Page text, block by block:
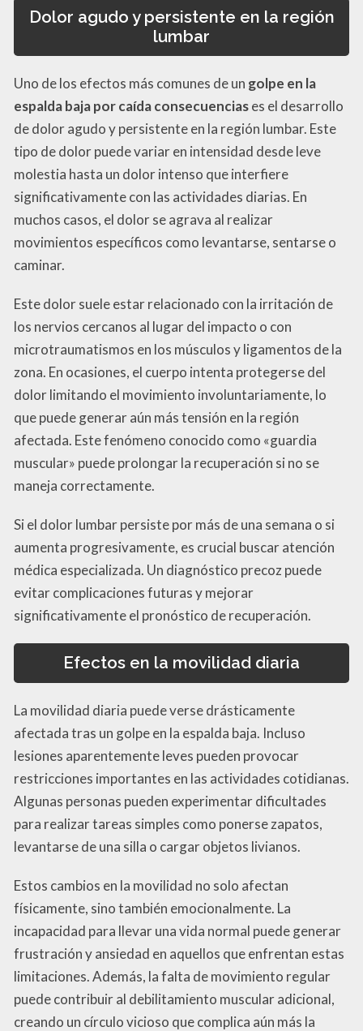
Dolor agudo y persistente en la región
lumbar
Uno de los efectos más comunes de un golpe en la
espalda baja por caída consecuenciases el desarrollo
de dolor agudo y persistente en la región lumbar. Este
tipo de dolor puede variar en intensidad desde leve
molestia hasta un dolor intenso que interfiere
significativamente con las actividades diarias. En
muchos casos, el dolor se agrava al realizar
movimientos específicos como levantarse, sentarse o
caminar.
Este dolor suele estar relacionado con la irritación de
los nervios cercanos al lugar del impacto o con
microtraumatismos en los músculos y ligamentos de la
zona. En ocasiones, el cuerpo intenta protegerse del
dolor limitando el movimiento involuntariamente, lo
que puede generar aún más tensión en la región
afectada. Este fenómeno conocido como «guardia
muscular» puede prolongar la recuperación si no se
maneja correctamente.
Si el dolor lumbar persiste por más de una semana o si
aumenta progresivamente, es crucial buscar atención
médica especializada. Un diagnóstico precoz puede
evitar complicaciones futuras y mejorar
significativamente el pronóstico de recuperación.
Efectos en la movilidad diaria
La movilidad diaria puede verse drásticamente
afectada tras un golpe en la espalda baja. Incluso
lesiones aparentemente leves pueden provocar
restricciones importantes en las actividades cotidianas.
Algunas personas pueden experimentar dificultades
para realizar tareas simples como ponerse zapatos,
levantarse de una silla o cargar objetos livianos.
Estos cambios en la movilidad no solo afectan
físicamente, sino también emocionalmente. La
incapacidad para llevar una vida normal puede generar
frustración y ansiedad en aquellos que enfrentan estas
limitaciones. Además, la falta de movimiento regular
puede contribuir al debilitamiento muscular adicional,
creando un círculo vicioso que complica aún más la